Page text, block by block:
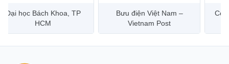
Đại học Bách Khoa, TP
HCM
Bưu điện Việt Nam –
Vietnam Post